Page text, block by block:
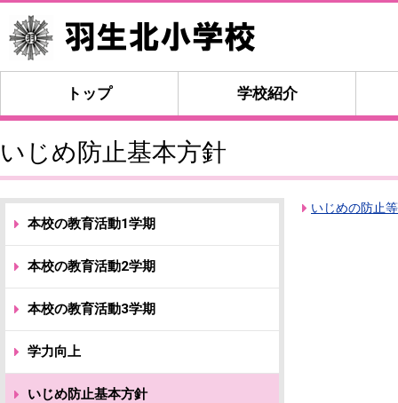
トップ 学校紹介
いじめ防止基本方針
いじめの防止
本校の教育活動1学期
本校の教育活動2学期
本校の教育活動3学期
学力向上
いじめ防止基本方針